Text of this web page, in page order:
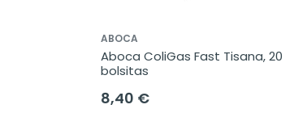
ABOCA
Aboca ColiGas Fast Tisana, 20
bolsitas
8,40 €